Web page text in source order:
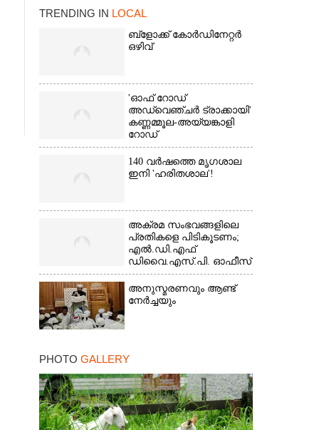
TRENDING IN LOCAL
ബ്‌ളോക്ക് കോർഡിനേറ്റർ
ഒഴിവ്
'ഓഫ് റോഡ്
അഡ്വെഞ്ചർ ട്രാക്കായി'
കണ്ണമ്മൂല-അയ്യങ്കാളി
റോഡ്
140 വർഷത്തെ മൃഗശാല
ഇനി 'ഹരിതശാല'!
അക്രമ സംഭവങ്ങളിലെ
പ്രതികളെ പിടികൂടണം;
എൽ.ഡി.എഫ്
ഡിവൈ.എസ്.പി. ഓഫീസ്
മാർച്ച്
അനുസ്മരണവും ആണ്ട്
നേർച്ചയും
PHOTO GALLERY